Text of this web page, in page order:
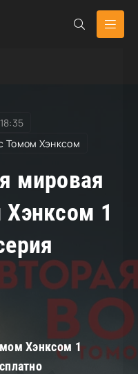
с Томом Хэнксом
Томом Хэнксом
мировая
1
Хэнксом 1